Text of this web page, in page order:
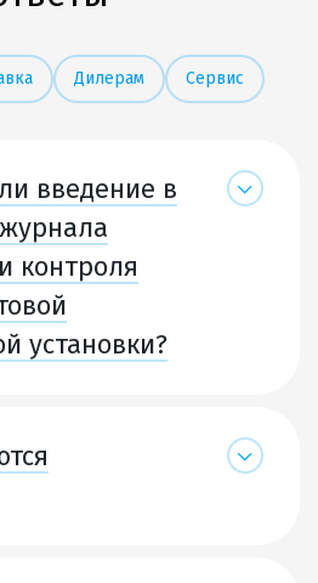
Дилерам Сервис
введение в
контроля
установки?